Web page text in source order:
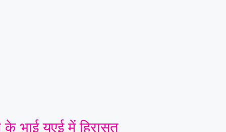
भाई यूएई में हिरासत